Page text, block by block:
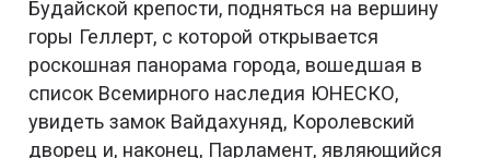
Будайской крепости, подняться на вершину
горы Геллерт, с которой открывается
роскошная панорама города, вошедшая в
список Всемирного наследия ЮНЕСКО,
увидеть замок Вайдахуняд, Королевский
дворец и, наконец, Парламент, являющийся